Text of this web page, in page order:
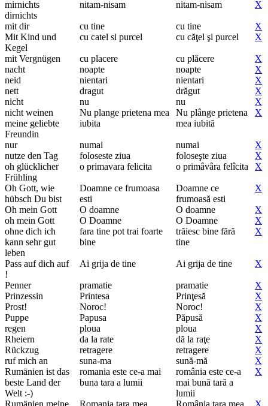
mirnichts
dirnichts
nitam-nisam nitam-nisam X
mit dir cu tine cu tine
X
Mit Kind und
Kegel
cu catel si purcel cu căţel şi purcel X
mit Vergnügen cu placere cu plăcere
X
nacht
noapte noapte
X
neid
nientari nientari
X
nett
dragut drăgut
X
nicht
nu nu
X
nicht weinen
meine geliebte
Freundin
Nu plange prietena mea
iubita
Nu plânge prietena
mea iubită
X
nur numai numai
X
nutze den Tag
foloseste ziua foloseşte ziua
X
oh glücklicher
Frühling
o primavara felicita o primâvâra felîcita X
Oh Gott, wie
hübsch Du bist
Doamne ce frumoasa
esti
Doamne ce
frumoasă esti
X
Oh mein Gott O doamne O doamne
X
oh mein Gott
O Doamne O Doamne
X
ohne dich ich
kann sehr gut
leben
fara tine pot trai foarte
bine
trăiesc bine fără
tine
X
Pass auf dich auf
!
Ai grija de tine Ai grija de tine X
Penner pramatie pramatie
X
Prinzessin
Printesa Prinţesă
X
Prost!
Noroc! Noroc!
X
Puppe
Papusa Păpusă
X
regen
ploua ploua
X
Rheiern
da la rate dă la raţe
X
Rückzug
retragere retragere
X
ruf mich an
suna-ma sună-mă
X
Rumänien ist das
beste Land der
Welt :-)
romania este ce-a mai
buna tara a lumii
românia este ce-a
mai bună tară a
lumii
X